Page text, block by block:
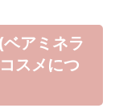
アミネラ
スメにつ